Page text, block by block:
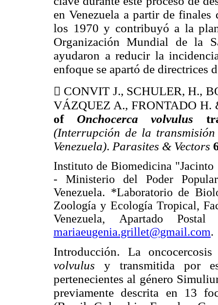
en Venezuela a partir de
los 1970 y contribuyó a la
Organización Mundial de la
ayudaron a reducir la
enfoque se apartó de directrices
 CONVIT J., SCHULER, H.,
VÁZQUEZ A., FRONTADO
of Onchocerca volvulus
(Interrupción de la
Venezuela). Parasites & Vectors
Instituto de Biomedicina
- Ministerio del Poder
Venezuela. *Laboratorio de
Zoología y Ecología Tropical,
Venezuela, Apartado
mariaeugenia.grillet@gmail.com.
Introducción. La
volvulus y transmitida por
pertenecientes al género
previamente descrita en 13